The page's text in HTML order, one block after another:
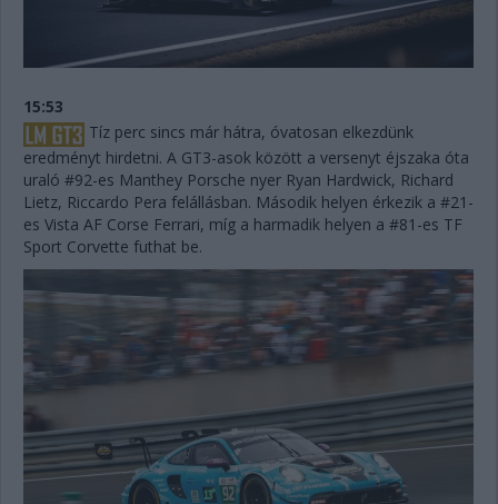
15:53
Tíz perc sincs már hátra, óvatosan elkezdünk
eredményt hirdetni. A GT3-asok között a versenyt éjszaka óta
uraló #92-es Manthey Porsche nyer Ryan Hardwick, Richard
Lietz, Riccardo Pera felállásban. Második helyen érkezik a #21-
es Vista AF Corse Ferrari, míg a harmadik helyen a #81-es TF
Sport Corvette futhat be.